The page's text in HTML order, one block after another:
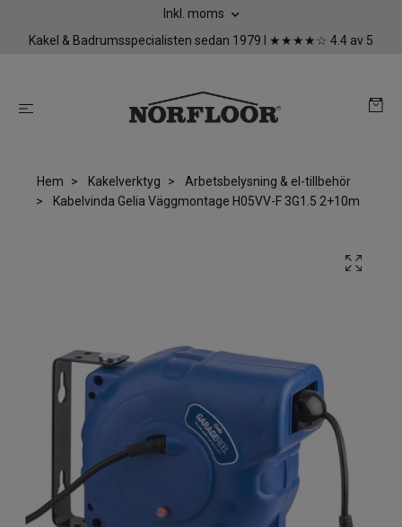
Inkl. moms
Kakel & Badrumsspecialisten sedan 1979 I ★★★★☆ 4.4 av 5
Hem Kakelverktyg
Arbetsbelysning & el-tillbehör
Kabelvinda Gelia Väggmontage H05VV-F 3G1.5 2+10m